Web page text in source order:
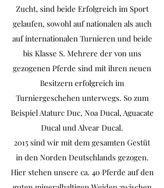
Zucht, sind beide Erfolgreich im Sport
gelaufen, sowohl auf nationalen als auch
auf internationalen Turnieren und beide
bis Klasse S. ​Mehrere der von uns
gezogenen Pferde sind mit ihren neuen
Besitzern erfolgreich im
Turniergeschehen unterwegs. So zum
Beispiel Ataturc Duc, Noa Ducal, Aguacate
Ducal und Alvear Ducal.​
2015 sind wir mit dem gesamten Gestüt
in den Norden Deutschlands gezogen.
Hier stehen unsere ca. 40 Pferde auf den